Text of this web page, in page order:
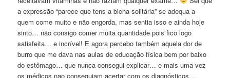
a expressão “parece que tens a bicha solitária” se adequa a
quem come muito e não engorda, mas sentia isso e ainda hoje
sinto… não consigo comer muita quantidade pois fico logo
satisfeita… e incrível! E agora percebo também aquela dor de
burro que me dava nas aulas de educação física bem por baixo
do estômago… que nunca consegui explicar… e mais uma vez
os médicos nao conseguiam acertar com os diagnósticos…